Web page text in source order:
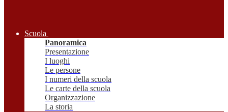
Scuola
Panoramica
Presentazione
I luoghi
Le persone
I numeri della scuola
Le carte della scuola
Organizzazione
La storia